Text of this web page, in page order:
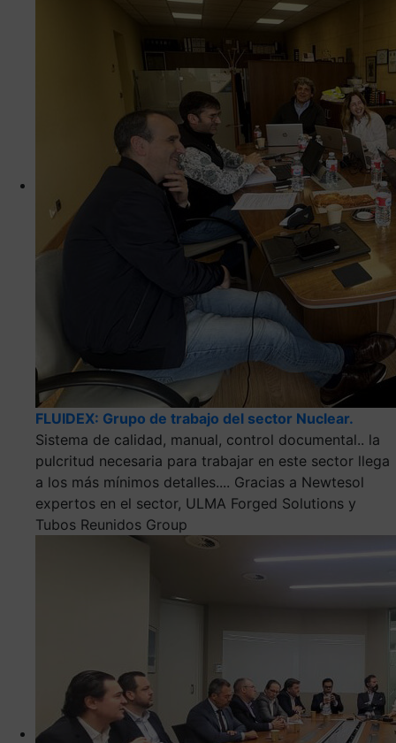
FLUIDEX: Grupo de trabajo del sector Nuclear.
Sistema de calidad, manual, control documental.. la
pulcritud necesaria para trabajar en este sector llega
a los más mínimos detalles.... Gracias a Newtesol
expertos en el sector, ULMA Forged Solutions y
Tubos Reunidos Group